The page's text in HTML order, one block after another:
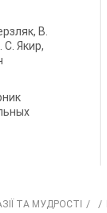
В.
С. Якир,
ТА МУДРОСТІ